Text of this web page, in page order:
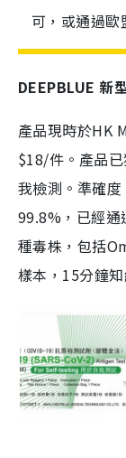
可，或通過歐
DEEPBLUE 新
產品現時於HK
$18/件。產品
我檢測。準確
99.8%，已經通
種毒株，包括
樣本，15分鐘知